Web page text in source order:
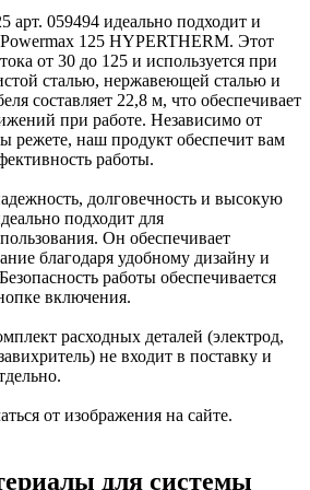
арт. 059494 идеально подходит и
125 HYPERTHERM. Этот
от 30 до 125 и используется при
сталью, нержавеющей сталью и
составляет 22,8 м, что обеспечивает
при работе. Независимо от
режете, наш продукт обеспечит вам
работы.
долговечность и высокую
подходит для
Он обеспечивает
благодаря удобному дизайну и
работы обеспечивается
включения.
расходных деталей (электрод,
не входит в поставку и
от изображения на сайте.
для системы